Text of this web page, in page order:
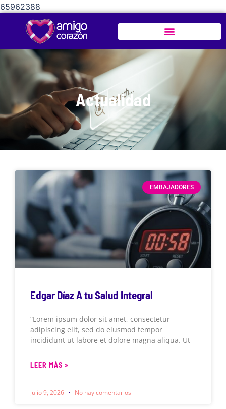
65962388
Actualidad
EMBAJADORES
Edgar Díaz A tu Salud Integral
“Lorem ipsum dolor sit amet, consectetur
adipiscing elit, sed do eiusmod tempor
incididunt ut labore et dolore magna aliqua. Ut
LEER MÁS »
julio 9, 2026 No hay comentarios